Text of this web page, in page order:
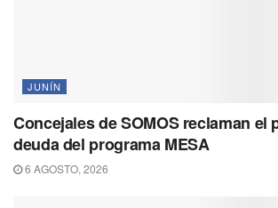
JUNÍN
Concejales de SOMOS reclaman el
deuda del programa MESA
6 AGOSTO, 2026